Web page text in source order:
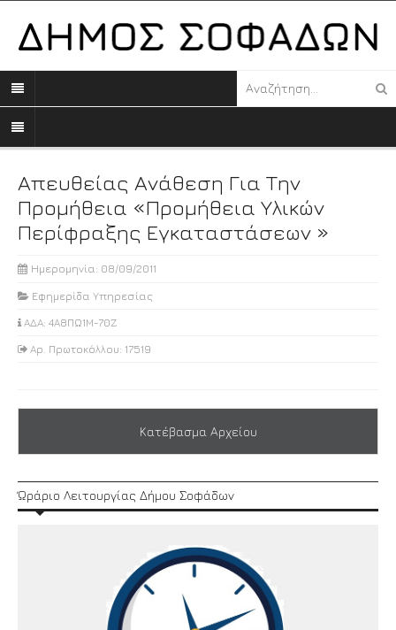
Απευθείας Ανάθεση Για Την
Προμήθεια «Προμήθεια Υλικών
Περίφραξης Εγκαταστάσεων »
Ημερομηνία: 08/09/2011
Εφημερίδα Υπηρεσίας
ΑΔΑ: 4Α8ΠΩ1Μ-70Ζ
Αρ. Πρωτοκόλλου: 17519
Κατέβασμα Αρχείου
Ώράριο Λειτουργίας Δήμου Σοφάδων